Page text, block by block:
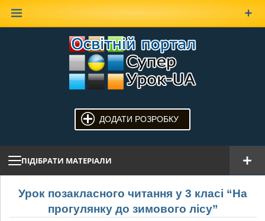
ДОДАТИ РОЗРОБКУ
ПІДІБРАТИ МАТЕРІАЛИ
Урок позакласного читання у 3 класі “На
прогулянку до зимового лісу”